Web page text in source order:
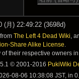
(月) 22:49:22 (3698d)
The Left 4 Dead Wiki ,
Share Alike License
their respective owners
© 2001-2016 PukiWiki
08-06 10:38:08 JST, in